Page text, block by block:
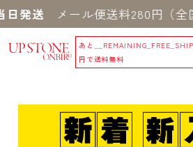
発送メール便送料280円（全
あと
円で送料無料